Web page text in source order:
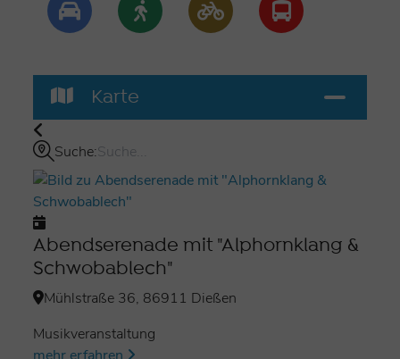
Karte
Suche:
Abendserenade mit "Alphornklang &
Schwobablech"
Mühlstraße 36, 86911 Dießen
Musikveranstaltung